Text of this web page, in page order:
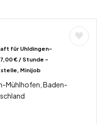
für Uhldingen-
€ / Stunde –
Minijob
Mühlhofen, Baden-